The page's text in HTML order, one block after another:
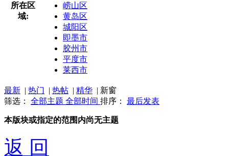
所在区
域:
崂山区
黄岛区
城阳区
即墨市
胶州市
平度市
莱西市
最新 | 热门 | 热帖 | 精华 | 新窗
筛选： 全部主题 全部时间 排序： 最后发表
本版块或指定的范围内尚无主题
返 回